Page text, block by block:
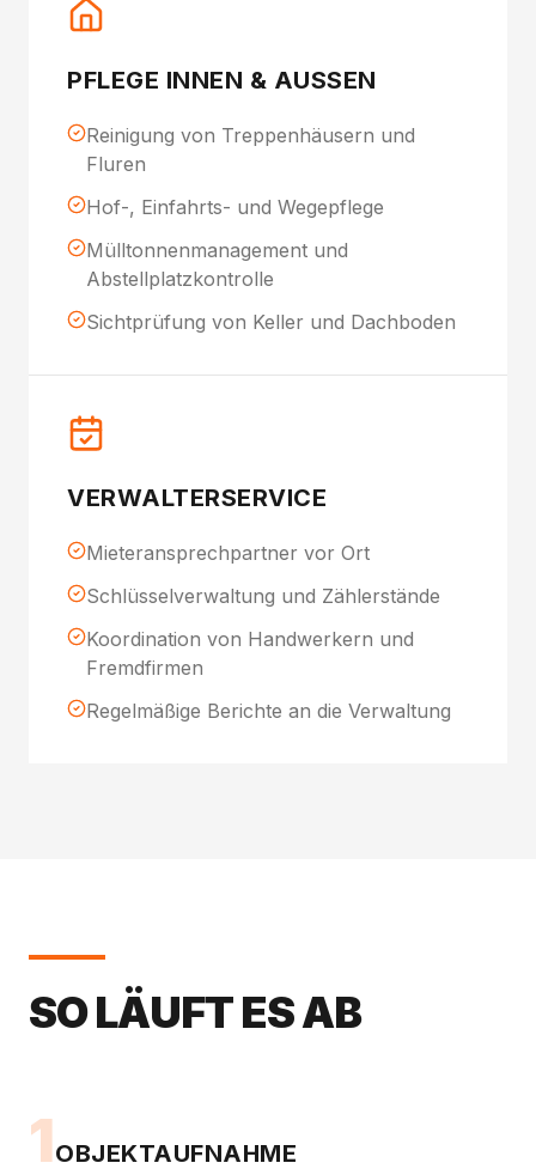
PFLEGE INNEN & AUSSEN
Reinigung von Treppenhäusern und
Fluren
Hof-, Einfahrts- und Wegepflege
Mülltonnenmanagement und
Abstellplatzkontrolle
Sichtprüfung von Keller und Dachboden
VERWALTERSERVICE
Mieteransprechpartner vor Ort
Schlüsselverwaltung und Zählerstände
Koordination von Handwerkern und
Fremdfirmen
Regelmäßige Berichte an die Verwaltung
SO LÄUFT ES AB
1OBJEKTAUFNAHME